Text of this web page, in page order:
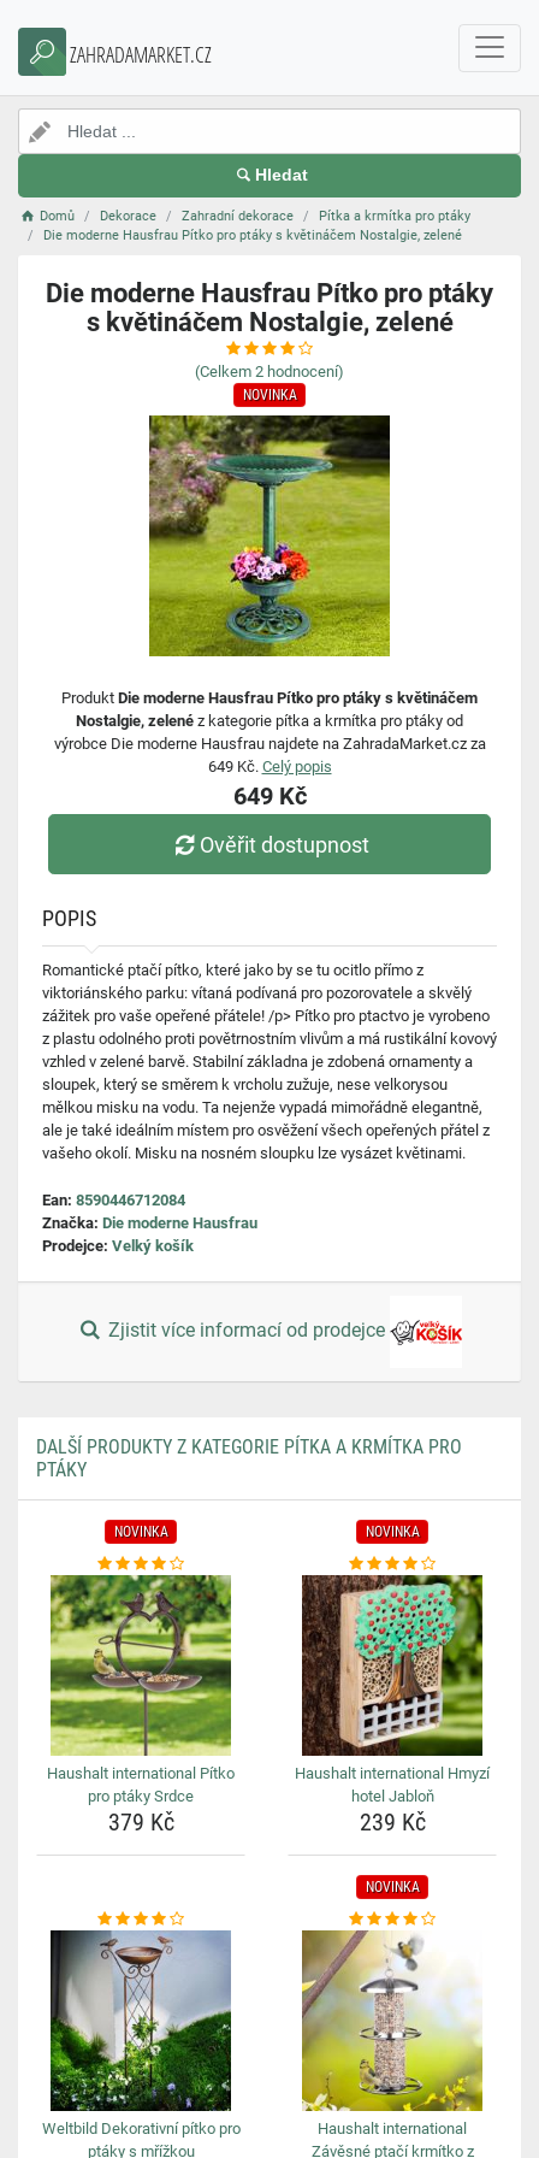
ZAHRADAMARKET.CZ
Hledat
Domů Dekorace Zahradní dekorace
Pítka a krmítka pro ptáky
Die moderne Hausfrau Pítko pro ptáky s květináčem Nostalgie, zelené
Die moderne Hausfrau Pítko pro ptáky
s květináčem Nostalgie, zelené
(Celkem 2 hodnocení)
NOVINKA
Produkt Die moderne Hausfrau Pítko pro ptáky s květináčem
Nostalgie, zelené z kategorie pítka a krmítka pro ptáky od
výrobce Die moderne Hausfrau najdete na ZahradaMarket.cz za
649 Kč. Celý popis
649 Kč
Ověřit dostupnost
POPIS
Romantické ptačí pítko, které jako by se tu ocitlo přímo z
viktoriánského parku: vítaná podívaná pro pozorovatele a skvělý
zážitek pro vaše opeřené přátele! /p> Pítko pro ptactvo je vyrobeno
z plastu odolného proti povětrnostním vlivům a má rustikální kovový
vzhled v zelené barvě. Stabilní základna je zdobená ornamenty a
sloupek, který se směrem k vrcholu zužuje, nese velkorysou
mělkou misku na vodu. Ta nejenže vypadá mimořádně elegantně,
ale je také ideálním místem pro osvěžení všech opeřených přátel z
vašeho okolí. Misku na nosném sloupku lze vysázet květinami.
Ean: 8590446712084
Značka: Die moderne Hausfrau
Prodejce: Velký košík
Zjistit více informací od prodejce
DALŠÍ PRODUKTY Z KATEGORIE PÍTKA A KRMÍTKA PRO
PTÁKY
NOVINKA
Haushalt international Pítko
pro ptáky Srdce
379 Kč
NOVINKA
Haushalt international Hmyzí
hotel Jabloň
239 Kč
Weltbild Dekorativní pítko pro
ptáky s mřížkou
NOVINKA
Haushalt international
Závěsné ptačí krmítko z